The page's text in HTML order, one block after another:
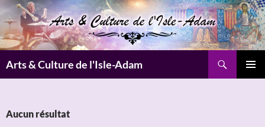
Aller
au
contenu
Arts & Culture de l'Isle-Adam
Aucun résultat